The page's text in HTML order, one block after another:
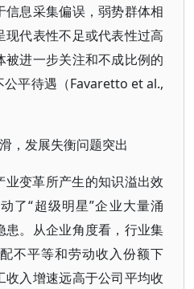
息采集偏误，弱势群体相
现代表性不足或代表性过高
被进一步关注和不成比例的
平待遇（Favaretto et al.,
，发展失衡问题突出
业变革所产生的知识溢出效
了“超级明星”企业大量涌
。从企业角度看，行业集
不平等和劳动收入份额下
入增速远高于公司平均收